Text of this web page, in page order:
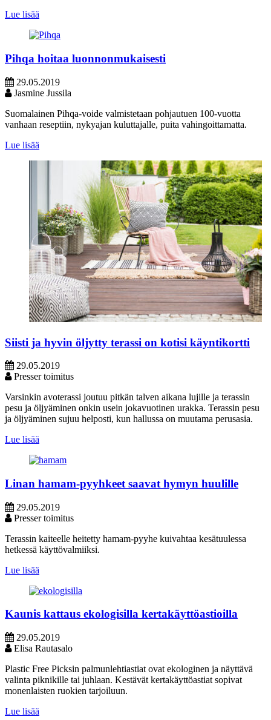
Lue lisää
Pihqa hoitaa luonnonmukaisesti
29.05.2019
Jasmine Jussila
Suomalainen Pihqa-voide valmistetaan pohjautuen 100-vuotta
vanhaan reseptiin, nykyajan kuluttajalle, puita vahingoittamatta.
Lue lisää
Siisti ja hyvin öljytty terassi on kotisi käyntikortti
29.05.2019
Presser toimitus
Varsinkin avoterassi joutuu pitkän talven aikana lujille ja terassin
pesu ja öljyäminen onkin usein jokavuotinen urakka. Terassin pesu
ja öljyäminen sujuu helposti, kun hallussa on muutama perusasia.
Lue lisää
Linan hamam-pyyhkeet saavat hymyn huulille
29.05.2019
Presser toimitus
Terassin kaiteelle heitetty hamam-pyyhe kuivahtaa kesätuulessa
hetkessä käyttövalmiiksi.
Lue lisää
Kaunis kattaus ekologisilla kertakäyttöastioilla
29.05.2019
Elisa Rautasalo
Plastic Free Picksin palmunlehtiastiat ovat ekologinen ja näyttävä
valinta piknikille tai juhlaan. Kestävät kertakäyttöastiat sopivat
monenlaisten ruokien tarjoiluun.
Lue lisää